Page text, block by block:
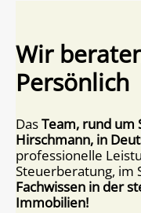
Wir
Persönlich
DasTeam, rund um
Hirschmann, in
professionelle
Steuerberatung, im
Fachwissen in der
Immobilien!